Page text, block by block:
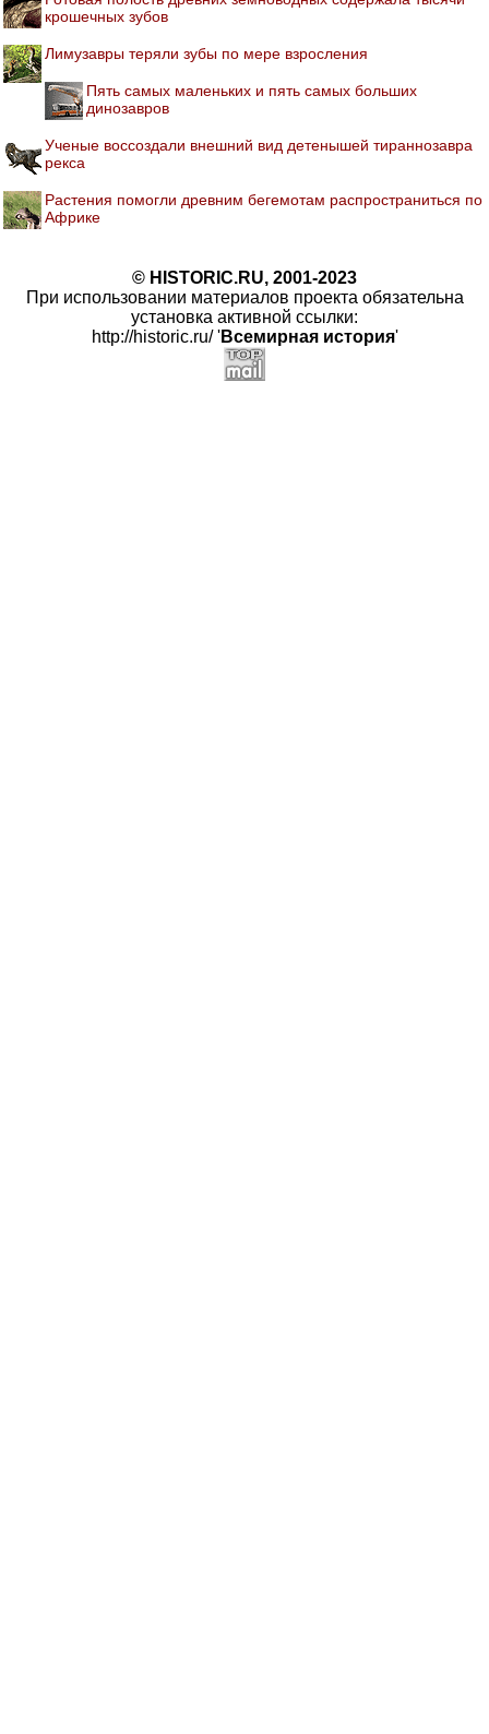
крошечных зубов
Лимузавры теряли зубы по мере взросления
Пять самых маленьких и пять самых больших
динозавров
Ученые воссоздали внешний вид детенышей тираннозавра
рекса
Растения помогли древним бегемотам распространиться по
Африке
© HISTORIC.RU, 2001-2023
При использовании материалов проекта обязательна
установка активной ссылки:
http://historic.ru/ 'Всемирная история'